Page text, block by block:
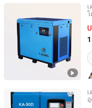
Fuzhou Tuowei
Ltd.
Fujian, China
Shanghai Kingair